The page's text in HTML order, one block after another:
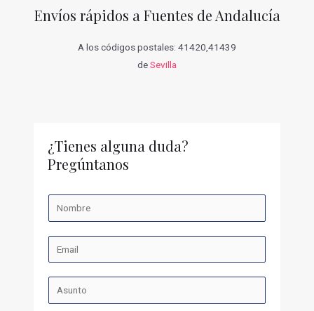
Envíos rápidos a Fuentes de Andalucía
A los códigos postales: 41420,41439
deSevilla
¿Tienes alguna duda?
Pregúntanos